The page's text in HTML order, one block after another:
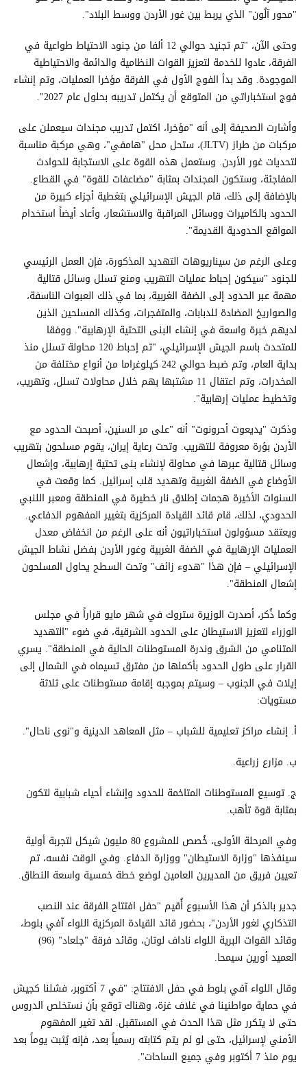
"محور آلُون" الذي يربط بين غور الأردن ووسط البلاد".
وحتى الآن، "تم تجنيد حوالي 12 ألفا من جنود الاحتياط طواعية في
الفرقة، عادوا للخدمة لتعزيز القوات النظامية والدائمة والاحتياطية
الموجودة. وقد بدأ الفوج الأول في الفرقة مؤخرا العمليات، وتم إنشاء
فوج استخباراتي من المتوقع أن يكتمل تدريبه بحلول عام 2027".
وأشارت الصحيفة إلى أنه "مؤخرا، اكتمل تدريب مجندات سيعملن على
مركبات من طراز (JLTV)، ستحل محل "هامفي"، وهي مركبة مناسبة
لتحديات غور الأردن. وستعمل هذه القوة على الاستجابة للحوادث
المفاجئة، وستكون المجندات بمثابة "مضاعفات للقوة" في القطاع.
بالإضافة إلى ذلك، قام الجيش الإسرائيلي بتغطية أجزاء كبيرة من
الحدود بالكاميرات ووسائل المراقبة والاستشعار، وأعاد أيضاً استخدام
المواقع الحدودية القديمة".
وعلى الرغم من سيناريوهات التهديد المذكورة، فإن العمل الرئيسي
للجنود "سيكون إحباط عمليات التهريب ومنع تسلل وسائل قتالية
مهمة عبر الحدود إلى الضفة الغربية، بما في ذلك العبوات الناسفة،
والصواريخ المضادة للدبابات، والمتفجرات، وكذلك المسلحين الذين
لديهم خبرة واسعة في إنشاء البنى التحتية الإرهابية". ووفقا
للمتحدث باسم الجيش الإسرائيلي، "تم إحباط 120 محاولة تسلل منذ
بداية العام، وتم ضبط حوالي 242 كيلوغراما من أنواع مختلفة من
المخدرات، وتم اعتقال 11 مشتبها بهم خلال محاولات تسلل، وتهريب،
وتخطيط عمليات إرهابية".
وذكرت "يديعوت أحرونوت" أنه "على مر السنين، أصبحت الحدود مع
الأردن بؤرة معروفة للتهريب. وتحت رعاية إيران، يقوم مسلحون بتهريب
وسائل قتالية عبرها في محاولة لإنشاء بنى تحتية إرهابية، وإشعال
الأوضاع في الضفة الغربية وتهديد قلب إسرائيل. كما وقعت في
السنوات الأخيرة هجمات إطلاق نار خطيرة في المنطقة ومعبر اللنبي
الحدودي، لذلك، قام قائد القيادة المركزية بتغيير المفهوم الدفاعي.
ويعتقد مسؤولون استخباراتيون أنه على الرغم من انخفاض معدل
العمليات الإرهابية في الضفة الغربية وغور الأردن بفضل نشاط الجيش
الإسرائيلي – فإن هذا "هدوء زائف" وتحت السطح يحاول المسلحون
إشعال المنطقة".
وكما ذُكر، أصدرت الوزيرة ستروك في شهر مايو قراراً في مجلس
الوزراء لتعزيز الاستيطان على الحدود الشرقية، في ضوء "التهديد
المتنامي من الشرق وندرة المستوطنات الحالية في المنطقة". يسري
القرار على طول الحدود بأكملها من مفترق تسيماه في الشمال إلى
إيلات في الجنوب – وسيتم بموجبه إقامة مستوطنات على ثلاثة
مستويات:
أ. إنشاء مراكز تعليمية للشباب – مثل المعاهد الدينية و"نوى ناحال".
ب. مزارع زراعية.
ج. توسيع المستوطنات المتاخمة للحدود وإنشاء أحياء شبابية لتكون
بمثابة قوة تأهب.
وفي المرحلة الأولى، خُصص للمشروع 80 مليون شيكل لتجربة أولية
سينفذها "وزارة الاستيطان" ووزارة الدفاع. وفي الوقت نفسه، تم
تعيين فريق من المديرين العامين لوضع خطة خمسية واسعة النطاق.
جدير بالذكر أن هذا الأسبوع أُقيم "حفل افتتاح الفرقة عند النصب
التذكاري لغور الأردن"، بحضور قائد القيادة المركزية اللواء آفي بلوط،
وقائد القوات البرية اللواء ناداف لوتان، وقائد فرقة "جلعاد" (96)
العميد أورين سيمحا.
وقال اللواء آفي بلوط في حفل الافتتاح: "في 7 أكتوبر، فشلنا كجيش
في حماية مواطنينا في غلاف غزة، وهناك توقع بأن نستخلص الدروس
حتى لا يتكرر مثل هذا الحدث في المستقبل. لقد تغير المفهوم
الأمني لإسرائيل، حتى لو لم يتم كتابته رسمياً بعد، فإنه يُثبت يوماً بعد
يوم منذ 7 أكتوبر وفي جميع الساحات".